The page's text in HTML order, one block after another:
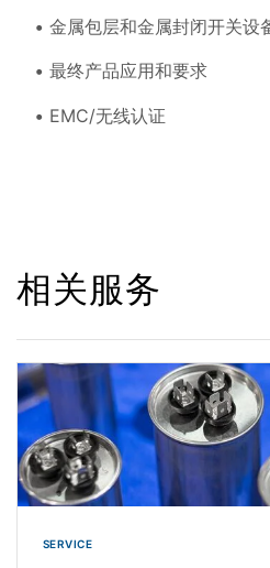
金属包层和金属封闭开关设
最终产品应用和要求
EMC/无线认证
相关服务
SERVICE